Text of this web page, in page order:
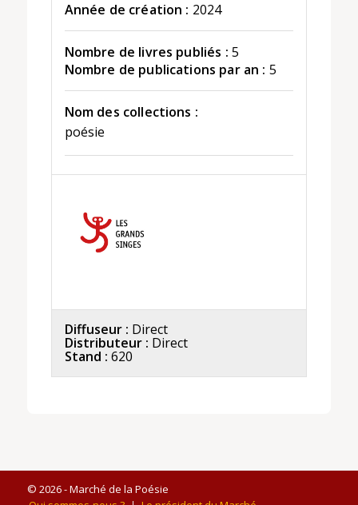
Année de création : 2024
Nombre de livres publiés : 5
Nombre de publications par an : 5
Nom des collections :
poésie
Diffuseur : Direct
Distributeur : Direct
Stand : 620
© 2026 - Marché de la Poésie